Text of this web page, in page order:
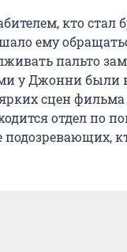
кто стал
ему
пальто
у Джонни были
сцен
отдел по
подозревающих,